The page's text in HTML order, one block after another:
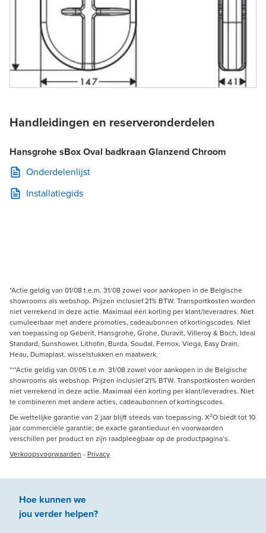
Handleidingen en reserveronderdelen
Hansgrohe sBox Oval badkraan Glanzend Chroom
Onderdelenlijst
Installatiegids
*Actie geldig van 01/08 t.e.m. 31/08 zowel voor aankopen in de Belgische
showrooms als webshop. Prijzen inclusief 21% BTW. Transportkosten worden
niet verrekend in deze actie. Maximaal één korting per klant/leveradres. Niet
cumuleerbaar met andere promoties, cadeaubonnen of kortingscodes. Niet
van toepassing op Geberit, Hansgrohe, Grohe, Duravit, Villeroy & Boch, Ideal
Standard, Sunshower, Lithofin, Burda, Soudal, Fernox, Viega, Easy Drain,
Heau, Dumaplast, wisselstukken en maatwerk.
***Actie geldig van 01/05 t.e.m. 31/08 zowel voor aankopen in de Belgische
showrooms als webshop. Prijzen inclusief 21% BTW. Transportkosten worden
niet verrekend in deze actie. Maximaal één korting per klant/leveradres. Niet
te combineren met andere acties, cadeaubonnen of kortingscodes.
De wettelijke garantie van 2 jaar blijft steeds van toepassing. X²O biedt tot 10
jaar commerciële garantie; de exacte garantieduur en voorwaarden
verschillen per product en zijn raadpleegbaar op de productpagina’s.
Verkoopsvoorwaarden - Privacy
Hoe kunnen we
jouverder helpen?